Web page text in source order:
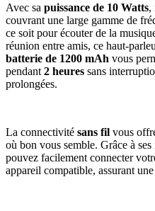
Avec sa puissance de 10 Watts,
couvrant une large gamme de
ce soit pour écouter de la
réunion entre amis, ce haut-
batterie de 1200 mAh vous
pendant 2 heures sans
prolongées.
La connectivité sans fil vous
où bon vous semble. Grâce à ses
pouvez facilement connecter
appareil compatible, assurant